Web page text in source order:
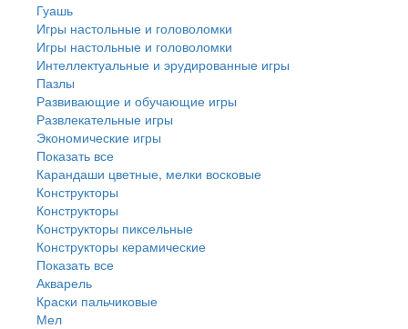
Гуашь
Игры настольные и головоломки
Игры настольные и головоломки
Интеллектуальные и эрудированные игры
Пазлы
Развивающие и обучающие игры
Развлекательные игры
Экономические игры
Показать все
Карандаши цветные, мелки восковые
Конструкторы
Конструкторы
Конструкторы пиксельные
Конструкторы керамические
Показать все
Акварель
Краски пальчиковые
Мел